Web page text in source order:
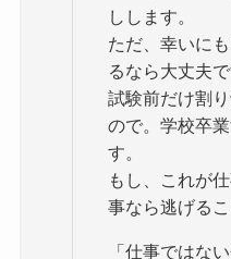
しします。
ただ、幸いに
るなら大丈夫で
試験前だけ割
ので。学校卒
す。
もし、これが
事なら逃げる
「仕事ではな